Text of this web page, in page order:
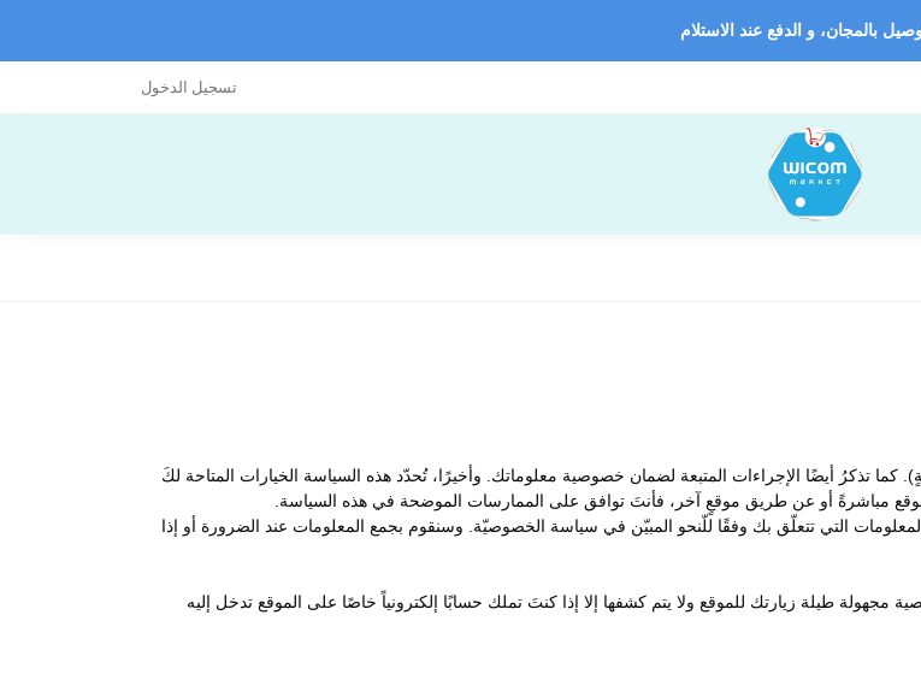
بالمجان، و الدفع عند الاستلام
تسجيل الدخول
تذكرُ أيضًا الإجراءات المتبعة لضمان خصوصية معلوماتك. وأخيرًا، تُحدّد هذه السياسة الخيارات المتاحة لكَ
مباشرةً أو عن طريق موقعٍ آخر، فأنتَ توافق على الممارسات الموضحة في هذه السياسة.
التي تتعلّق بك وفقًا للّنحو المبيّن في سياسة الخصوصيّة. وسنقوم بجمع المعلومات عند الضرورة أو إذا
طيلة زيارتك للموقع ولا يتم كشفها إلا إذا كنتَ تملك حسابًا إلكترونياً خاصًا على الموقع تدخل إليه